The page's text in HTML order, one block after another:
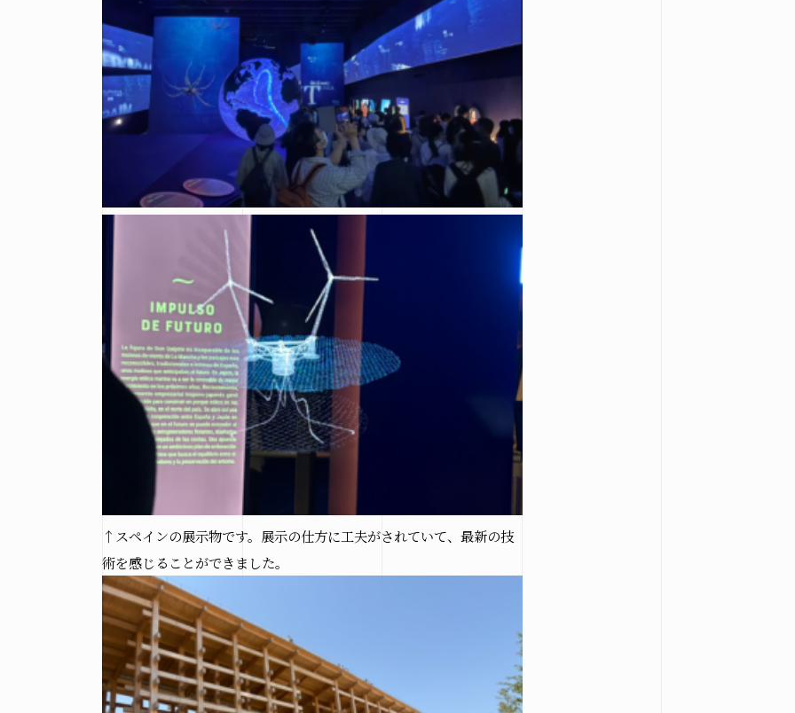
↑スペインの展示物です。展示の仕方に工夫がされていて、最新の技
術を感じることができました。